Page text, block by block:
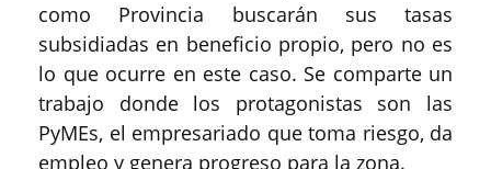
como Provincia buscarán sus tasas
subsidiadas en beneficio propio, pero no es
lo que ocurre en este caso. Se comparte un
trabajo donde los protagonistas son las
PyMEs, el empresariado que toma riesgo, da
empleo y genera progreso para la zona.